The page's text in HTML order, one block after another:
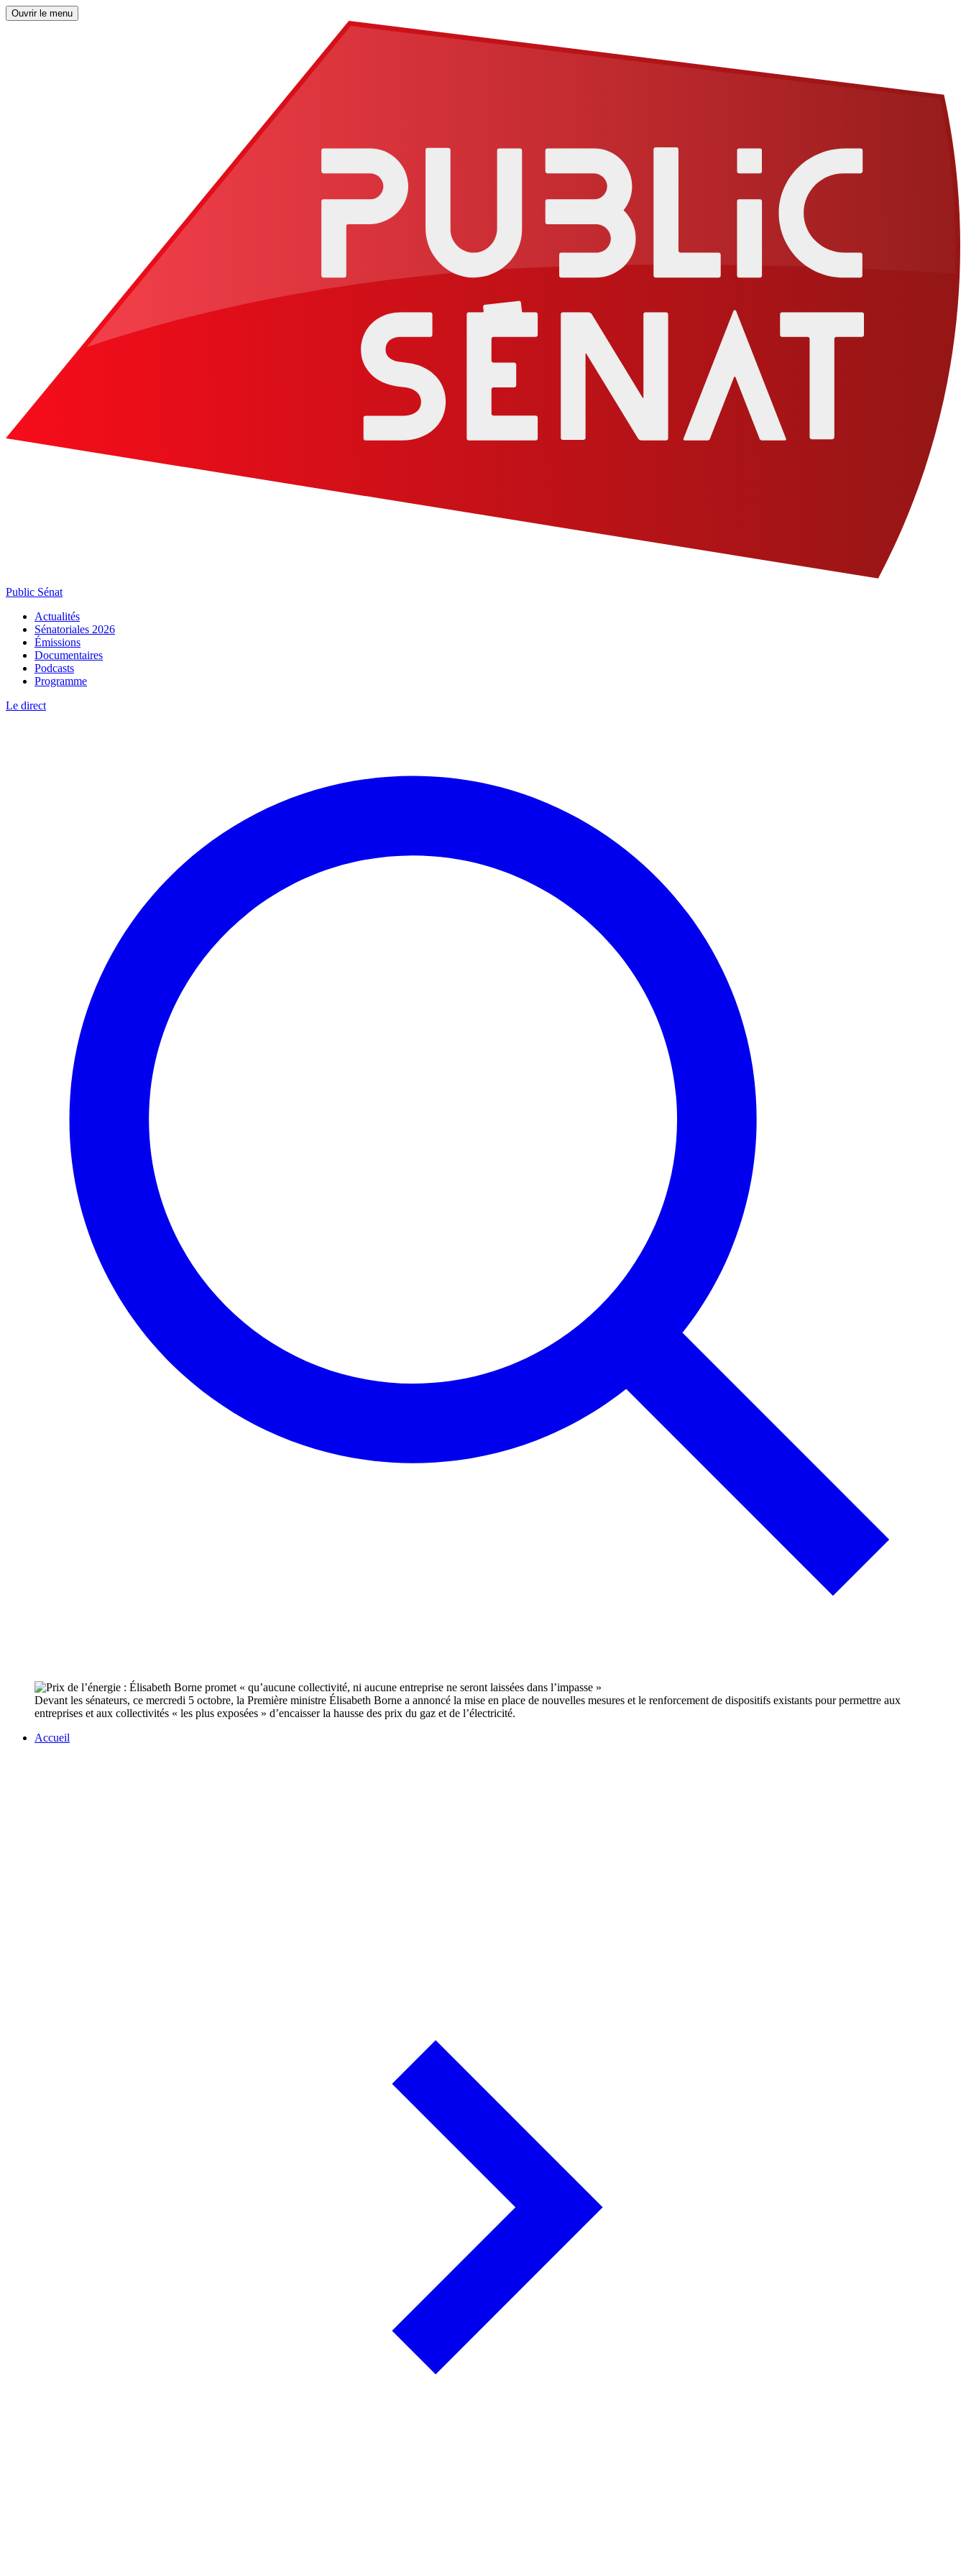
Ouvrir le menu
Public Sénat
Actualités
Sénatoriales 2026
Émissions
Documentaires
Podcasts
Programme
Le direct
Devant les sénateurs, ce mercredi 5 octobre, la Première ministre Élisabeth Borne a annoncé la mise en place de nouvelles mesures et le renforcement de dispositifs existants pour permettre aux
entreprises et aux collectivités « les plus exposées » d’encaisser la hausse des prix du gaz et de l’électricité.
Accueil